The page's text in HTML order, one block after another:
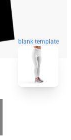
blank template